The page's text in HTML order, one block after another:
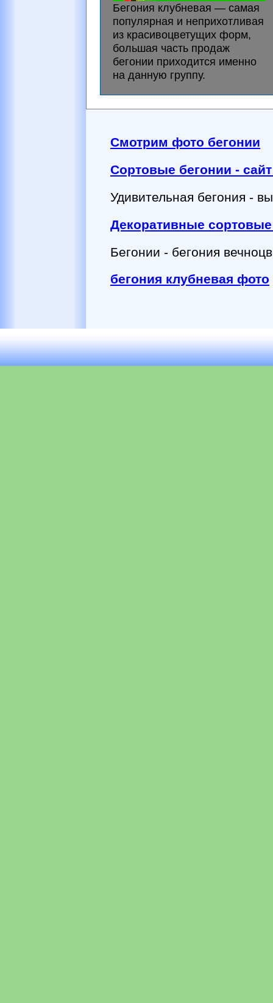
Бегония клубневая — самая
популярная и неприхотливая
из красивоцветущих форм,
большая часть продаж
бегонии приходится именно
на данную группу.
Смотрим фото бегонии
Сортовые бегонии -
Удивительная бегония -
Декоративные сортовые
Бегонии - бегония
бегония клубневая фото